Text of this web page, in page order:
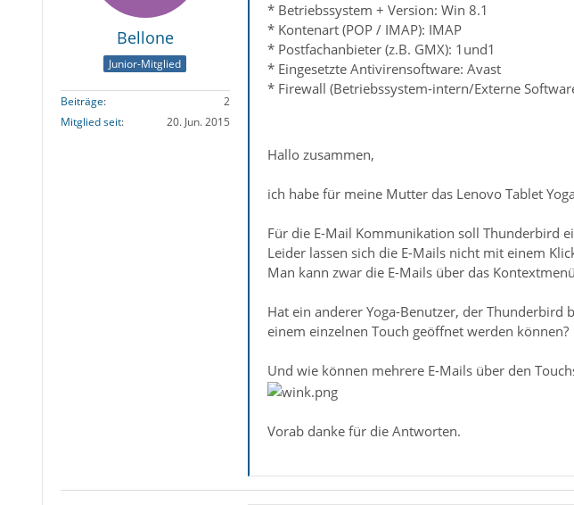
Bellone
Junior-Mitglied
Beiträge
2
Mitglied seit
20. Jun. 2015
* Betriebssystem + Version: Win 8.1
* Kontenart (POP / IMAP): IMAP
* Postfachanbieter (z.B. GMX): 1und1
* Eingesetzte Antivirensoftware: Avast
* Firewall (Betriebssystem-intern/Externe
Hallo zusammen,
ich habe für meine Mutter das Lenovo Tablet
Für die E-Mail Kommunikation soll Thunderbird
Leider lassen sich die E-Mails nicht mit einem
Man kann zwar die E-Mails über das
Hat ein anderer Yoga-Benutzer, der Thunderbird
einem einzelnen Touch geöffnet werden können?
Und wie können mehrere E-Mails über den
Vorab danke für die Antworten.